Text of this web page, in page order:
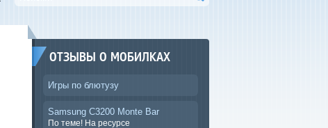
ОТЗЫВЫ О МОБИЛКАХ
Игры по блютузу
Samsung C3200 Monte Bar
По теме! На ресурсе